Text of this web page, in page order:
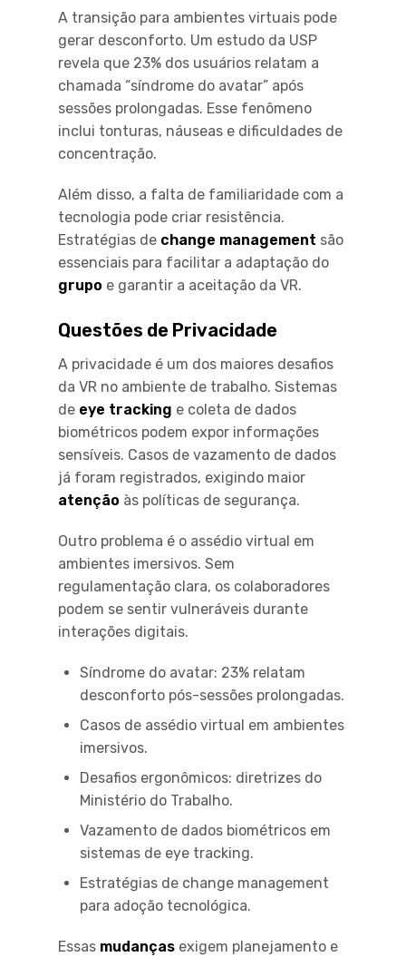
A transição para ambientes virtuais pode
gerar desconforto. Um estudo da USP
revela que 23% dos usuários relatam a
chamada “síndrome do avatar” após
sessões prolongadas. Esse fenômeno
inclui tonturas, náuseas e dificuldades de
concentração.
Além disso, a falta de familiaridade com a
tecnologia pode criar resistência.
Estratégias de change management são
essenciais para facilitar a adaptação do
grupo e garantir a aceitação da VR.
Questões de Privacidade
A privacidade é um dos maiores desafios
da VR no ambiente de trabalho. Sistemas
de eye tracking e coleta de dados
biométricos podem expor informações
sensíveis. Casos de vazamento de dados
já foram registrados, exigindo maior
atenção às políticas de segurança.
Outro problema é o assédio virtual em
ambientes imersivos. Sem
regulamentação clara, os colaboradores
podem se sentir vulneráveis durante
interações digitais.
Síndrome do avatar: 23% relatam
desconforto pós-sessões prolongadas.
Casos de assédio virtual em ambientes
imersivos.
Desafios ergonômicos: diretrizes do
Ministério do Trabalho.
Vazamento de dados biométricos em
sistemas de eye tracking.
Estratégias de change management
para adoção tecnológica.
Essas mudanças exigem planejamento e